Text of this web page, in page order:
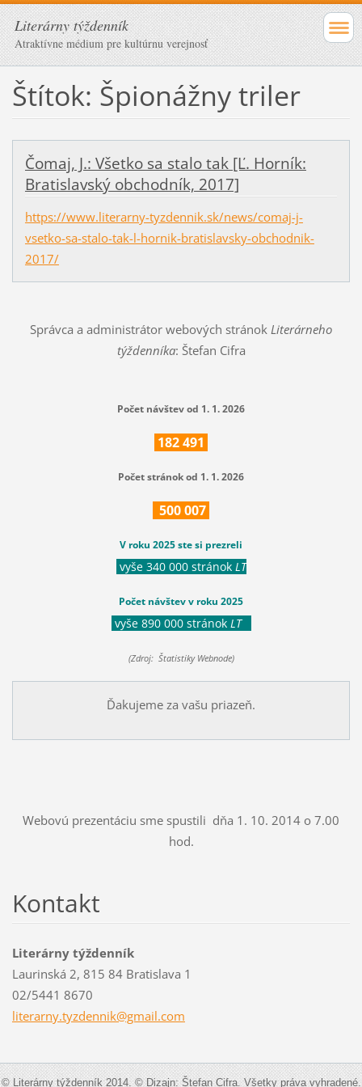
Literárny týždenník
Atraktívne médium pre kultúrnu verejnosť
Štítok: Špionážny triler
Čomaj, J.: Všetko sa stalo tak [Ľ. Horník:
Bratislavský obchodník, 2017]
https://www.literarny-tyzdennik.sk/news/comaj-j-
vsetko-sa-stalo-tak-l-hornik-bratislavsky-obchodnik-
2017/
Správca a administrátor webových stránok Literárneho
týždenníka: Štefan Cifra
Počet návštev od 1. 1. 2026
182491
Počet stránok od 1. 1. 2026
500007
V roku 2025 ste si prezreli
vyše 340 000 stránok LT
Počet návštev v roku 2025
vyše 890 000 stránok LT
(Zdroj: Štatistiky Webnode)
Ďakujeme za vašu priazeň.
Webovú prezentáciu sme spustili dňa 1. 10. 2014 o 7.00
hod.
Kontakt
Literárny týždenník
Laurinská 2, 815 84 Bratislava 1
02/5441 8670
literarny.tyzdennik@gmail.com
© Literárny týždenník 2014. © Dizajn: Štefan Cifra. Všetky práva vyhradené.